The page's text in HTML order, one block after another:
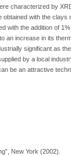
characterized by
with the clays
with the addition of
an increase in its
significant as
by a local
be an attractive
New York (2002).